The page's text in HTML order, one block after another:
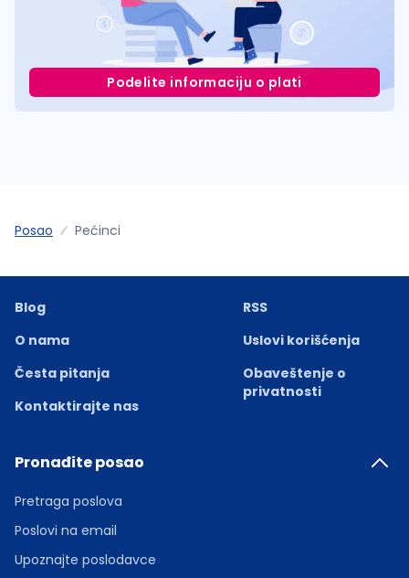
Podelite informaciju o plati
Posao Pećinci
Blog
O nama
Česta pitanja
Kontaktirajte nas
RSS
Uslovi korišćenja
Obaveštenje o
privatnosti
Pronađite posao
Pretraga poslova
Poslovi na email
Upoznajte poslodavce